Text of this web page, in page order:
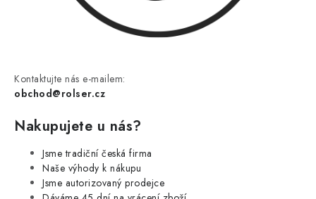
Kontaktujte nás e-mailem:
obchod@rolser.cz
Nakupujete u nás?
Jsme tradiční česká firma
Naše výhody k nákupu
Jsme autorizovaný prodejce